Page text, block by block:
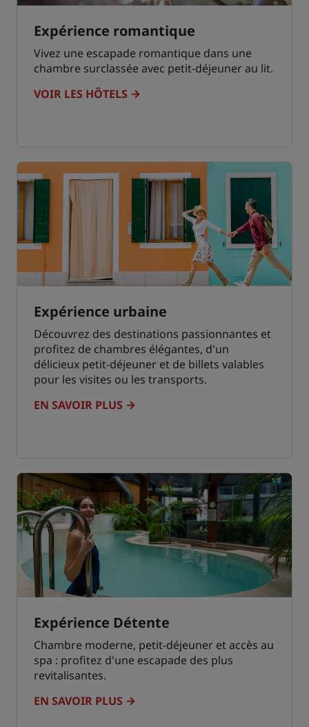
Expérience romantique
Vivez une escapade romantique dans une
chambre surclassée avec petit-déjeuner au lit.
VOIR LES HÔTELS
Expérience urbaine
Découvrez des destinations passionnantes et
profitez de chambres élégantes, d'un
délicieux petit-déjeuner et de billets valables
pour les visites ou les transports.
EN SAVOIR PLUS
Expérience Détente
Chambre moderne, petit-déjeuner et accès au
spa : profitez d'une escapade des plus
revitalisantes.
EN SAVOIR PLUS